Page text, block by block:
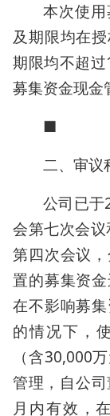
本次使
及期限均在
期限均不超
募集资金现金
■
二、审议
公司已于
会第七次会
第四次会议
置的募集资
在不影响募
的情况下，
（含30,000
管理，自公
月内有效，